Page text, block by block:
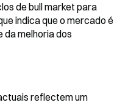
de bull market para
indica que o mercado é
da melhoria dos
reflectem um